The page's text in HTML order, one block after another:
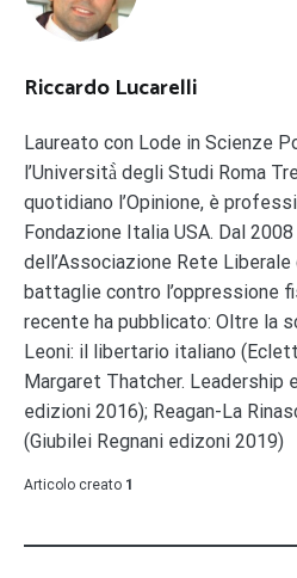
Riccardo Lucarelli
Laureato con Lode in Scienze
l’Università̀ degli Studi Roma
quotidiano l’Opinione, è
Fondazione Italia USA. Dal
dell’Associazione Rete
battaglie contro l’oppressione
recente ha pubblicato: Oltre la
Leoni: il libertario italiano
Margaret Thatcher. Leadership
edizioni 2016); Reagan-La
(Giubilei Regnani edizoni 2019)
Articolo creato 1